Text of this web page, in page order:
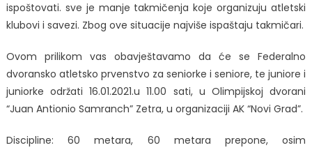
BiH
ispoštovati. sve je manje takmičenja koje organizuju atletski
klubovi i savezi. Zbog ove situacije najviše ispaštaju takmičari.
Ovom prilikom vas obavještavamo da će se Federalno
dvoransko atletsko prvenstvo za seniorke i seniore, te juniore i
juniorke održati 16.01.2021.u 11.00 sati, u Olimpijskoj dvorani
“Juan Antionio Samranch” Zetra, u organizaciji AK “Novi Grad”.
Discipline: 60 metara, 60 metara prepone, osim